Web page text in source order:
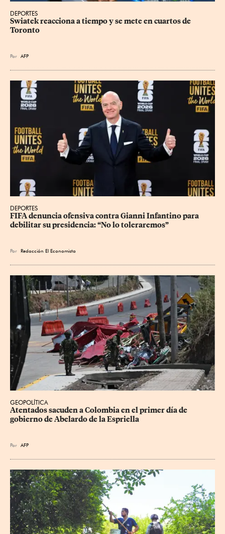
DEPORTES
Swiatek reacciona a tiempo y se mete en cuartos de
Toronto
Por AFP
DEPORTES
FIFA denuncia ofensiva contra Gianni Infantino para
debilitar su presidencia: “No lo toleraremos”
Por Redacción El Economista
GEOPOLÍTICA
Atentados sacuden a Colombia en el primer día de
gobierno de Abelardo de la Espriella
Por AFP